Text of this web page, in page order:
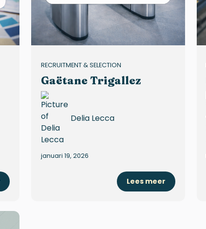
RECRUITMENT & SELECTION
Gaëtane Trigallez
Delia Lecca
januari 19, 2026
Lees meer